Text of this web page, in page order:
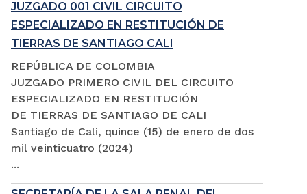
JUZGADO 001 CIVIL CIRCUITO
ESPECIALIZADO EN RESTITUCIÓN DE
TIERRAS DE SANTIAGO CALI
REPÚBLICA DE COLOMBIA
JUZGADO PRIMERO CIVIL DEL CIRCUITO
ESPECIALIZADO EN RESTITUCIÓN
DE TIERRAS DE SANTIAGO DE CALI
Santiago de Cali, quince (15) de enero de dos
mil veinticuatro (2024)
...